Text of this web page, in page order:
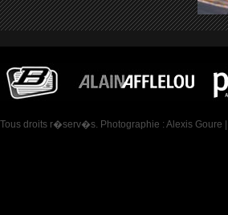
droits r�serv�s. Photographie : Alexis Goure